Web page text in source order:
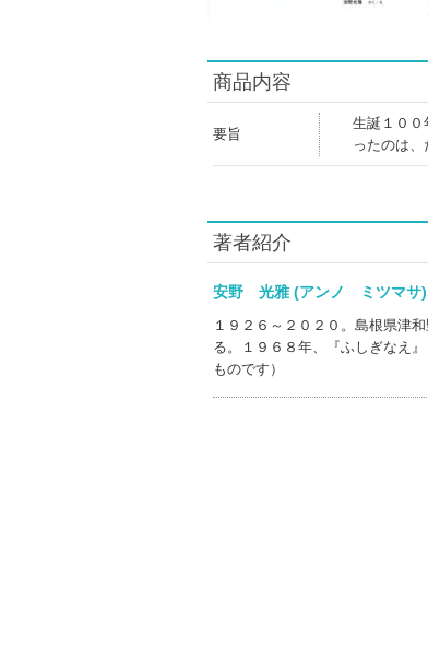
商品内容
要旨
生誕１００
ったのは
著者紹介
安野 光雅 (アンノ ミツマ
１９２６～２０２０。島根県津
る。１９６８年、『ふしぎなえ
ものです）